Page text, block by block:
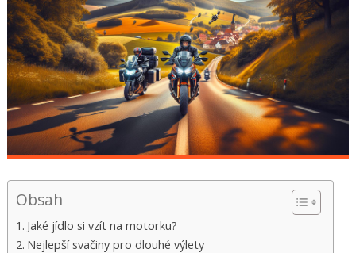
Obsah
Jaké jídlo si vzít na motorku?
Nejlepší svačiny pro dlouhé výlety